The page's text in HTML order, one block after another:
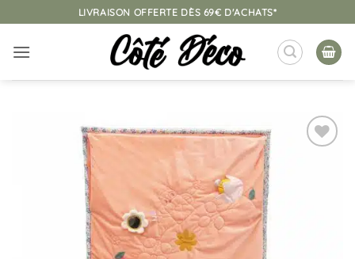
au
contenu
LIVRAISON OFFERTE DÈS 69€ D'ACHATS*